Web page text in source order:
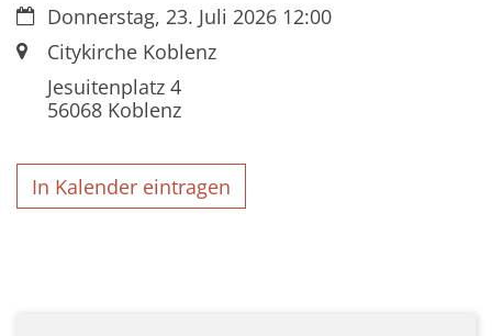
Datum:Donnerstag, 23. Juli 2026 12:00
Ort:Citykirche Koblenz
Jesuitenplatz 4
56068Koblenz
In Kalender eintragen